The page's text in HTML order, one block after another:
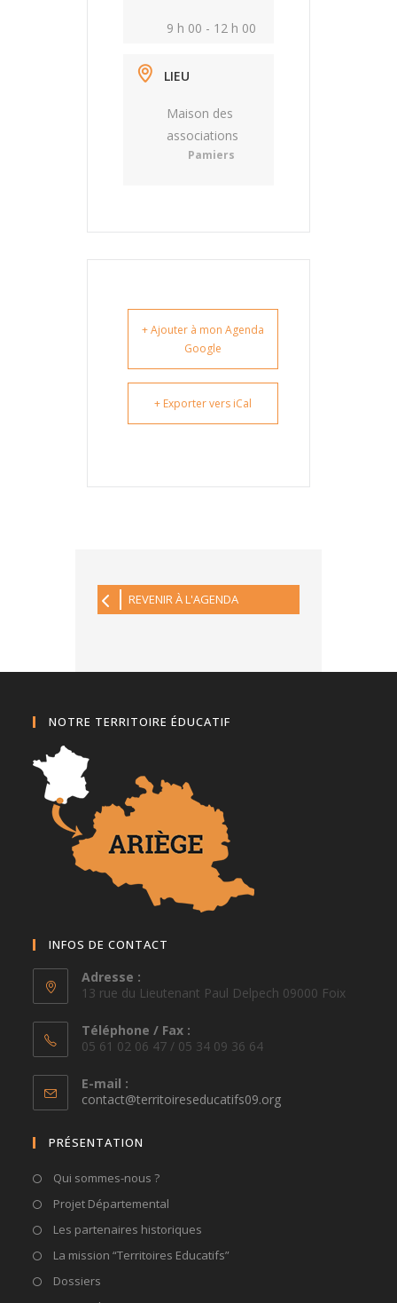
9 h 00 - 12 h 00
LIEU
Maison des
associations
Pamiers
+ Ajouter à mon Agenda
Google
+ Exporter vers iCal
REVENIR À L'AGENDA
NOTRE TERRITOIRE ÉDUCATIF
INFOS DE CONTACT
Adresse :
13 rue du Lieutenant Paul Delpech 09000 Foix
Téléphone / Fax :
05 61 02 06 47 / 05 34 09 36 64
E-mail :
contact@territoireseducatifs09.orgS’ouvre
PRÉSENTATION
Qui sommes-nous ?
Projet Départemental
Les partenaires historiques
La mission “Territoires Educatifs”
Dossiers